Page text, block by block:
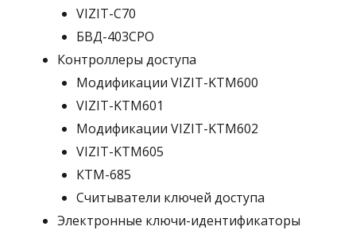
VIZIT-C70
БВД-403СРО
Контроллеры доступа
Модификации VIZIT-KTM600
VIZIT-KTM601
Модификации VIZIT-KTM602
VIZIT-KTM605
КТМ-685
Считыватели ключей доступа
Электронные ключи-идентификаторы